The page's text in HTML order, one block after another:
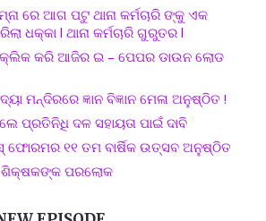
ରେ ଆଗ ପଟୁ ଥାନା କର୍ମଚାରି ଙ୍କୁ ଏକ
ଧକ୍କା l ଥାନା କର୍ମଚାରି ଗୁରୁତର l
କରି ଆଜିର ଇ – ପେପର ଡାଉନ ଲୋଡ
ମନ୍ଦିରରେ ଜ୍ଞାନ ବିଜ୍ଞାନ ମେଳା ଅନୁଷ୍ଠିତ !
ପ୍ରତିନିଧି ଦଳ ସହାୟତା ପାଇଁ ଦାବି
୧୧ ତମ ବାର୍ଷିକ ଉତ୍ସବ ଅନୁଷ୍ଠିତ
ଶିକ୍ଷକଙ୍କ ପରଲୋକ